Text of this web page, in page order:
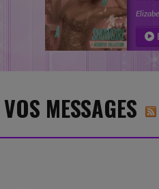
VOS MESSAGES